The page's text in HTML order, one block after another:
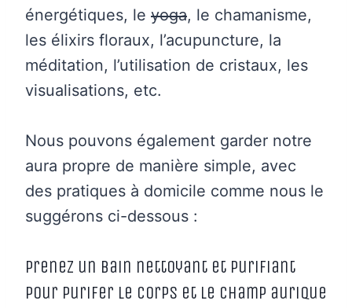
énergétiques, le yoga, le chamanisme,
les élixirs floraux, l’acupuncture, la
méditation, l’utilisation de cristaux, les
visualisations, etc.
Nous pouvons également garder notre
aura propre de manière simple, avec
des pratiques à domicile comme nous le
suggérons ci-dessous :
Prenez un bain nettoyant et purifiant
pour purifer le corps et le champ aurique